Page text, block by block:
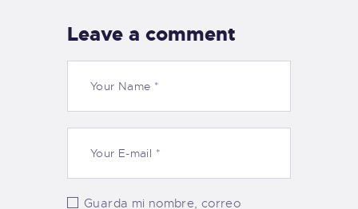
Leave a comment
Guarda mi nombre, correo